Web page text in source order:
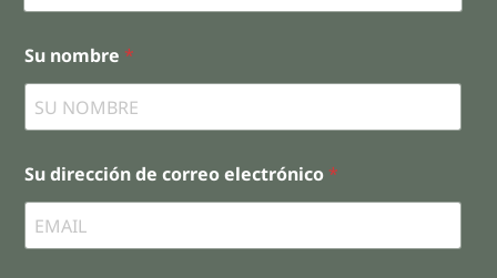
Su nombre *
Su dirección de correo electrónico *